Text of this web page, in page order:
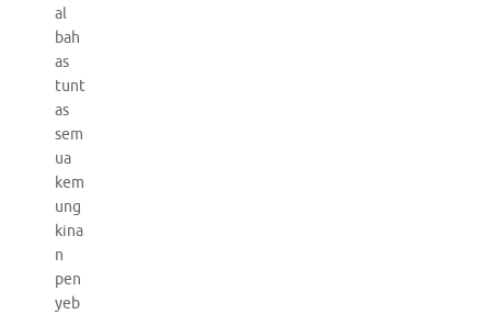
al
bah
as
tunt
as
sem
ua
kem
ung
kina
n
pen
yeb